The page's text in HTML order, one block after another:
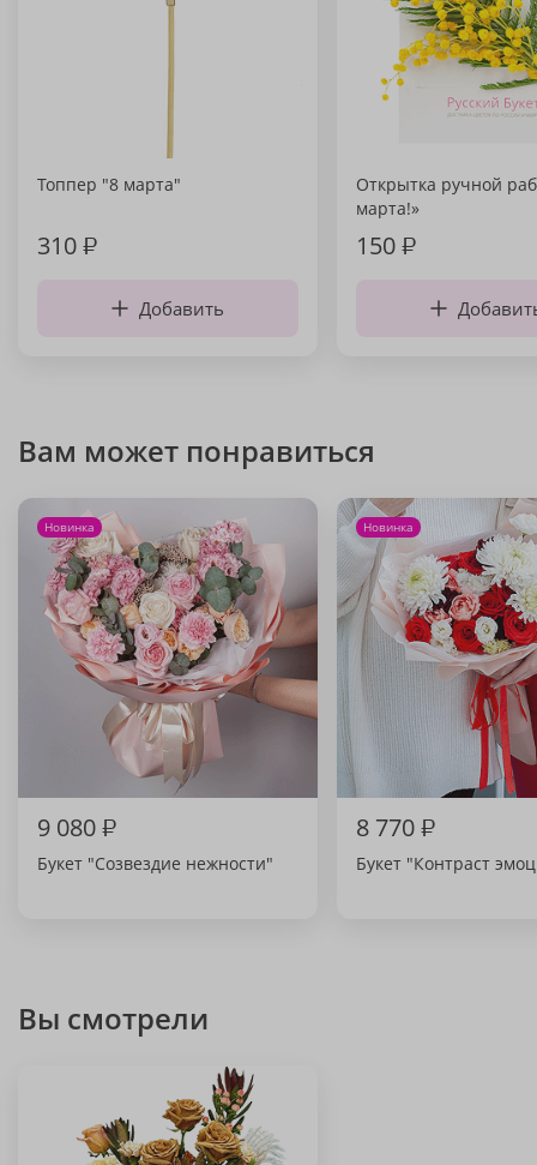
Топпер "8 марта"
310₽
Добавить
Открытка ручной
марта!»
150₽
Вам может понравиться
Новинка
9 080₽
Букет "Созвездие нежности"
Новинка
8 770₽
Букет "Контраст
Вы смотрели